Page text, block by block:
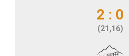
2 : 0
(21,16)